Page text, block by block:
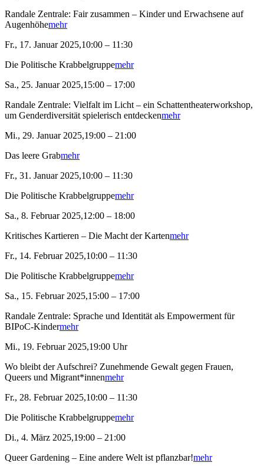
Randale Zentrale: Fair zusammen – Kinder und Erwachsene auf
Augenhöhemehr
Fr., 17. Januar 2025,10:00 – 11:30
Die Politische Krabbelgruppemehr
Sa., 25. Januar 2025,15:00 – 17:00
Randale Zentrale: Vielfalt im Licht – ein Schattentheaterworkshop,
um Genderdiversität spielerisch entdeckenmehr
Mi., 29. Januar 2025,19:00 – 21:00
Das leere Grabmehr
Fr., 31. Januar 2025,10:00 – 11:30
Die Politische Krabbelgruppemehr
Sa., 8. Februar 2025,12:00 – 18:00
Kritisches Kartieren – Die Macht der Kartenmehr
Fr., 14. Februar 2025,10:00 – 11:30
Die Politische Krabbelgruppemehr
Sa., 15. Februar 2025,15:00 – 17:00
Randale Zentrale: Sprache und Identität als Empowerment für
BIPoC-Kindermehr
Mi., 19. Februar 2025,19:00 Uhr
Wo bleibt der Aufschrei? Zunehmende Gewalt gegen Frauen,
Queers und Migrant*innenmehr
Fr., 28. Februar 2025,10:00 – 11:30
Die Politische Krabbelgruppemehr
Di., 4. März 2025,19:00 – 21:00
Queer Gardening – Eine andere Welt ist pflanzbar!mehr